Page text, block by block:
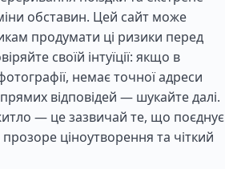
обставин. Цей сайт може
продумати ці ризики перед
своїй інтуїції: якщо в
немає точної адреси
відповідей — шукайте далі.
— це зазвичай те, що поєднує
ціноутворення та чіткий